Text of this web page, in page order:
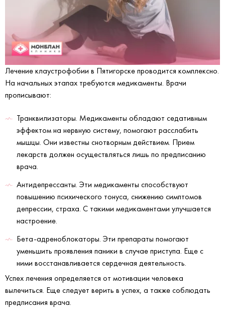
Лечение клаустрофобии в Пятигорске проводится комплексно.
На начальных этапах требуются медикаменты. Врачи
прописывают:
Транквилизаторы. Медикаменты обладают седативным
эффектом на нервную систему, помогают расслабить
мышцы. Они известны снотворным действием. Прием
лекарств должен осуществляться лишь по предписанию
врача.
Антидепрессанты. Эти медикаменты способствуют
повышению психического тонуса, снижению симптомов
депрессии, страха. С такими медикаментами улучшается
настроение.
Бета-адреноблокаторы. Эти препараты помогают
уменьшить проявления паники в случае приступа. Еще с
ними восстанавливается сердечная деятельность.
Успех лечения определяется от мотивации человека
вылечиться. Еще следует верить в успех, а также соблюдать
предписания врача.